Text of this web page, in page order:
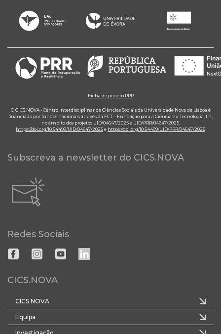
Ficha de projeto PRR
O CICS.NOVA - Centro Interdisciplinar de Ciências Sociais da Universidade Nova de Lisboa é
financiado por fundos nacionais através da FCT – Fundação para a Ciência e a Tecnologia, I.P.,
no âmbito dos projetos UID/04647/2025 e UID/PRR/04647/2025.
https://doi.org/10.54499/UID/04647/2025e https://doi.org/10.54499/UID/PRR/04647/2025
Subscreva a newsletter do CICS.NOVA
Redes Sociais
CICS.NOVA
CICS.NOVA
Equipa